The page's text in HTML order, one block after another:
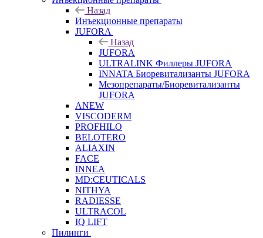
Назад
Инъекционные препараты
JUFORA
Назад
JUFORA
ULTRALINK Филлеры JUFORA
INNATA Биоревитализанты JUFORA
Мезопрепараты/Биоревитализанты
JUFORA
ANEW
VISCODERM
PROFHILO
BELOTERO
ALIAXIN
FACE
INNEA
MD:CEUTICALS
NITHYA
RADIESSE
ULTRACOL
IQ LIFT
Пилинги